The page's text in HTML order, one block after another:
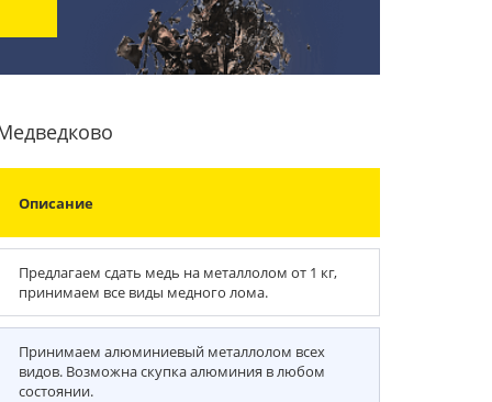
Описание
Предлагаем сдать медь на металлолом от 1 кг,
принимаем все виды медного лома.
Принимаем алюминиевый металлолом всех
видов. Возможна скупка алюминия в любом
состоянии.